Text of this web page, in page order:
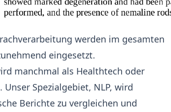
werden im gesamten
eingesetzt.
manchmal als Healthtech oder
Unser Spezialgebiet, NLP, wird
Berichte zu vergleichen und